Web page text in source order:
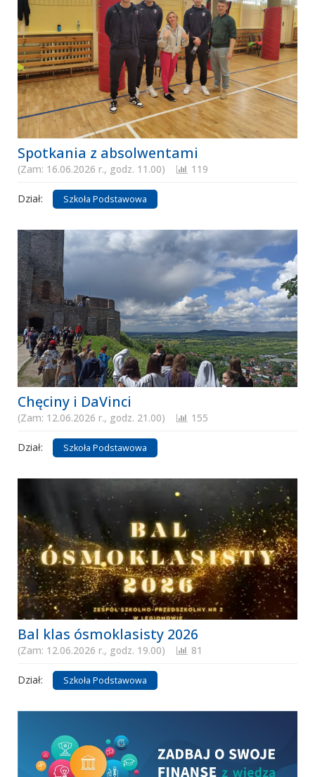
Spotkania z absolwentami
(Zam: 16.06.2026 r., godz. 11.00) 119
Dział: Szkoła Podstawowa
Chęciny i DaVinci
(Zam: 12.06.2026 r., godz. 21.00) 155
Dział: Szkoła Podstawowa
Bal klas ósmoklasisty 2026
(Zam: 12.06.2026 r., godz. 19.00) 81
Dział: Szkoła Podstawowa